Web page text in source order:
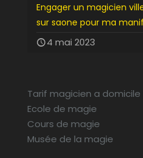
Engager un magicien
sur saone pour ma
4 mai 2023
Tarif magicien a
Ecole de magie
Cours de magie
Musée de la magie